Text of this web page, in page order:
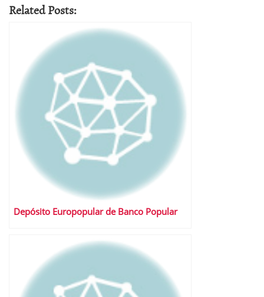
Related Posts:
Depósito Europopular de Banco Popular